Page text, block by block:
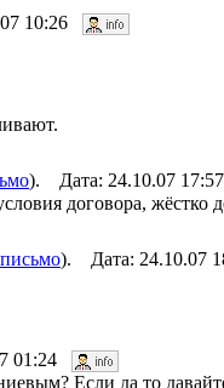
10:26
). Дата: 24.10.07
договора,
). Дата: 24.10.07
01:24
Если да то